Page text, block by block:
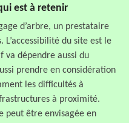
est à retenir
d’arbre, un prestataire
du site est le
va dépendre aussi du
prendre en considération
les difficultés à
à proximité.
peut être envisagée en